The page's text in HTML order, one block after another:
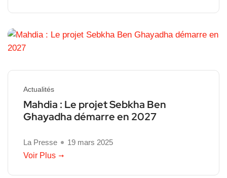
Actualités
Mahdia : Le projet Sebkha Ben
Ghayadha démarre en 2027
La Presse
19 mars 2025
Voir Plus